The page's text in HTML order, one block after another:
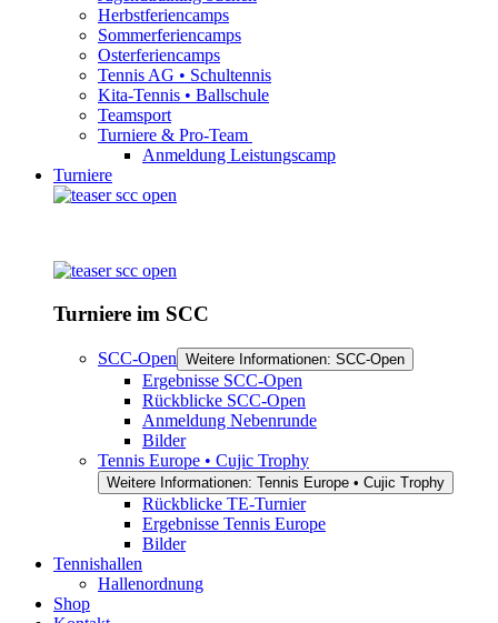
Herbstferiencamps
Sommerferiencamps
Osterferiencamps
Tennis AG • Schultennis
Kita-Tennis • Ballschule
Teamsport
Turniere & Pro-Team
Anmeldung Leistungscamp
Turniere
Turniere im SCC
SCC-Open Weitere Informationen: SCC-Open
Ergebnisse SCC-Open
Rückblicke SCC-Open
Anmeldung Nebenrunde
Bilder
Tennis Europe • Cujic Trophy
Weitere Informationen: Tennis Europe • Cujic Trophy
Rückblicke TE-Turnier
Ergebnisse Tennis Europe
Bilder
Tennishallen
Hallenordnung
Shop